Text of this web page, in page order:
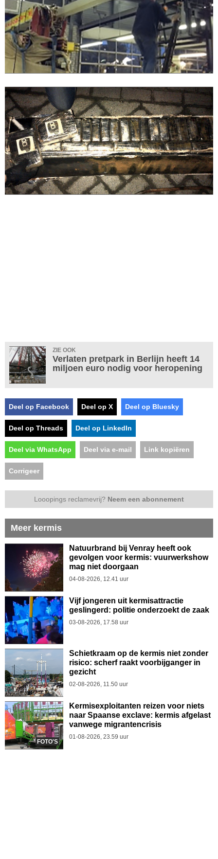
ZIE OOK
Verlaten pretpark in Berlijn heeft 14
miljoen euro nodig voor heropening
Deel op Facebook Deel op X Deel op Bluesky
Deel op Threads Deel op LinkedIn
Deel via WhatsApp Deel via e-mail Link kopiëren
Corrigeer
Looopings reclamevrij? Neem een abonnement
Meer kermis
Natuurbrand bij Venray heeft ook
gevolgen voor kermis: vuurwerkshow
mag niet doorgaan
04-08-2026, 12.41 uur
Vijf jongeren uit kermisattractie
geslingerd: politie onderzoekt de zaak
03-08-2026, 17.58 uur
Schietkraam op de kermis niet zonder
risico: scherf raakt voorbijganger in
gezicht
02-08-2026, 11.50 uur
FOTO'S
Kermisexploitanten reizen voor niets
naar Spaanse exclave: kermis afgelast
vanwege migrantencrisis
01-08-2026, 23.59 uur